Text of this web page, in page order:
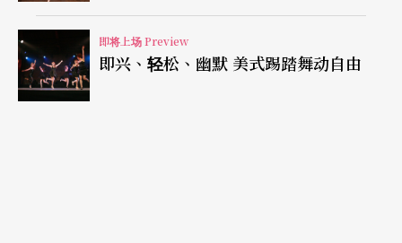
即将上场 Preview
即兴、轻松、幽默 美式踢踏舞动自由